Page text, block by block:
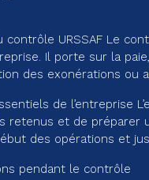
contrôle URSSAF Le
Il porte sur la
des exonérations ou
de l’entreprise
retenus et de préparer
des opérations et
pendant le contrôle